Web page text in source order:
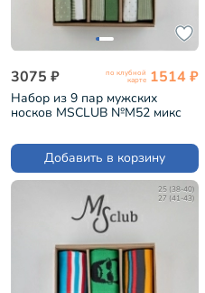
3075 ₽ по клубной
карте 1514 ₽
Набор из 9 пар мужских
носков MSCLUB №М52 микс
Добавить в корзину
25 (38-40)
27 (41-43)